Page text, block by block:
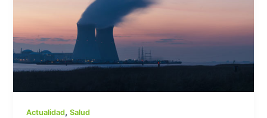
Actualidad,Salud